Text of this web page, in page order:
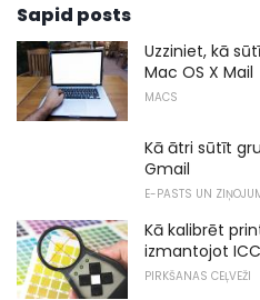
Sapid posts
Uzziniet, kā
Mac OS X Mail
MACS
Kā ātri sūtīt
Gmail
E-PASTS UN
Kā kalibrēt
izmantojot
PIRKŠANAS CEĻVEŽI